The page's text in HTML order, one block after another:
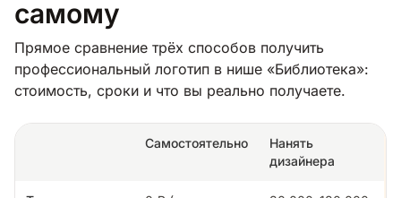
самому
Прямое сравнение трёх способов получить
профессиональный логотип в нише «Библиотека»:
стоимость, сроки и что вы реально получаете.
Самостоятельно
Нанять
дизайнера